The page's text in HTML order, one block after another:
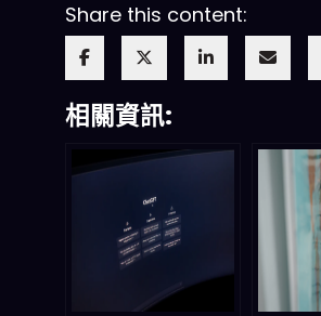
Share this content:
相關資訊: